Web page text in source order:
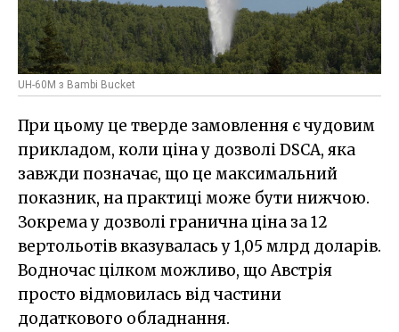
UH-60M з Bambi Bucket
При цьому це тверде замовлення є чудовим
прикладом, коли ціна у дозволі DSCA, яка
завжди позначає, що це максимальний
показник, на практиці може бути нижчою.
Зокрема у дозволі гранична ціна за 12
вертольотів вказувалась у 1,05 млрд доларів.
Водночас цілком можливо, що Австрія
просто відмовилась від частини
додаткового обладнання.